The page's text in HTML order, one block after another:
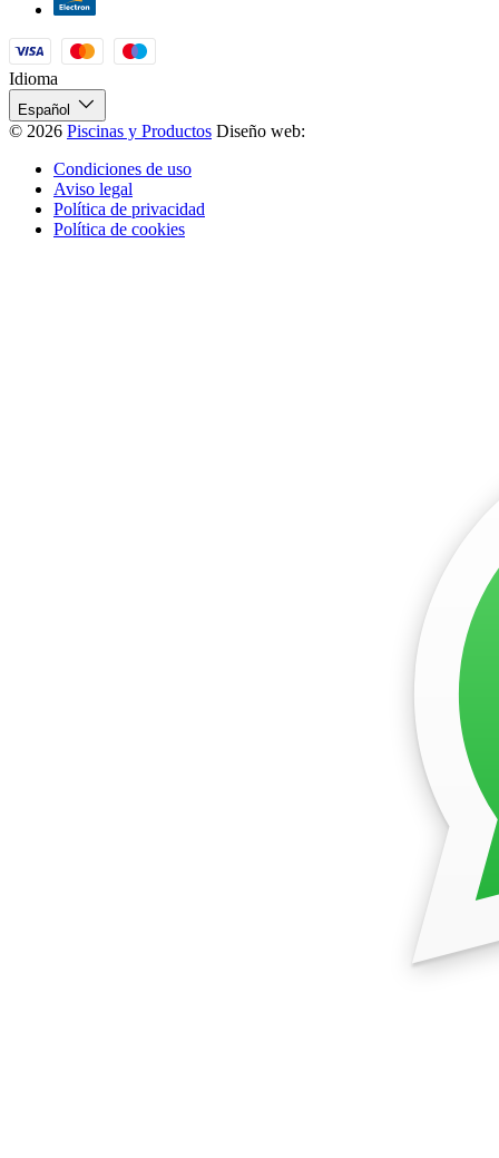
Idioma
Español
© 2026 Piscinas y Productos Diseño web:
Condiciones de uso
Aviso legal
Política de privacidad
Política de cookies